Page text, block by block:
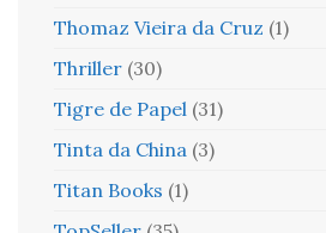
Thomaz Vieira da Cruz (1)
Thriller (30)
Tigre de Papel (31)
Tinta da China (3)
Titan Books (1)